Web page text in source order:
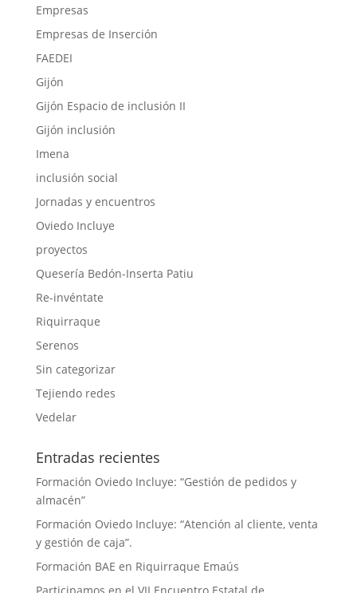
Empresas
Empresas de Inserción
FAEDEI
Gijón
Gijón Espacio de inclusión II
Gijón inclusión
Imena
inclusión social
Jornadas y encuentros
Oviedo Incluye
proyectos
Quesería Bedón-Inserta Patiu
Re-invéntate
Riquirraque
Serenos
Sin categorizar
Tejiendo redes
Vedelar
Entradas recientes
Formación Oviedo Incluye: “Gestión de pedidos y
almacén”
Formación Oviedo Incluye: “Atención al cliente, venta
y gestión de caja”.
Formación BAE en Riquirraque Emaús